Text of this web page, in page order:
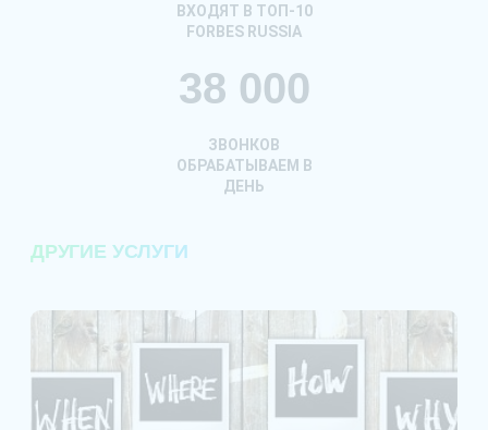
ВХОДЯТ В ТОП-10
FORBES RUSSIA
38 000
ЗВОНКОВ
ОБРАБАТЫВАЕМ В
ДЕНЬ
ДРУГИЕ УСЛУГИ